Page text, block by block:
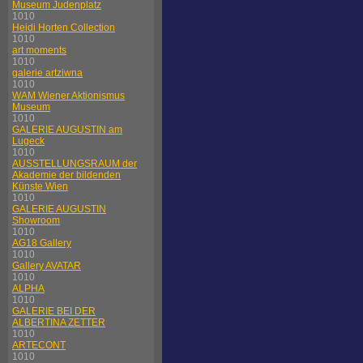
Museum Judenplatz
1010
Heidi Horten Collection
1010
art moments
1010
galerie artziwna
1010
WAM Wiener Aktionismus
Museum
1010
GALERIE AUGUSTIN am
Lugeck
1010
AUSSTELLUNGSRAUM der
Akademie der bildenden
Künste Wien
1010
GALERIE AUGUSTIN
Showroom
1010
AG18 Gallery
1010
Gallery AVATAR
1010
ALPHA
1010
GALERIE BEI DER
ALBERTINA ZETTER
1010
ARTECONT
1010